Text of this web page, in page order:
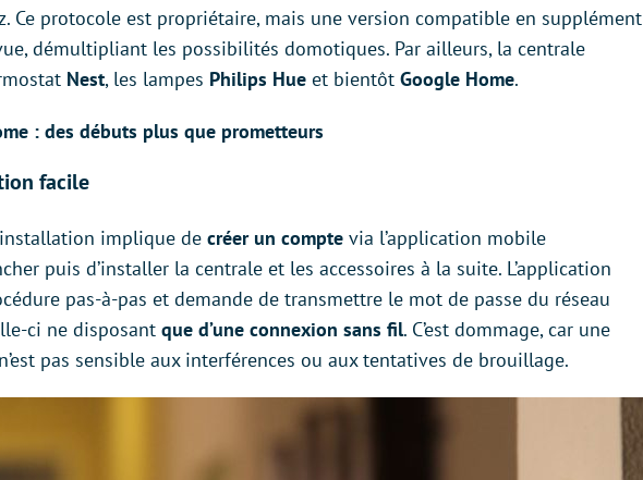
Ce protocole est propriétaire, mais une version compatible en supplément
démultipliant les possibilités domotiques. Par ailleurs, la centrale
Nest, les lampes Philips Hue et bientôt Google Home.
: des débuts plus que prometteurs
facile
implique de créer un compte via l’application mobile
puis d’installer la centrale et les accessoires à la suite. L’application
pas-à-pas et demande de transmettre le mot de passe du réseau
ci ne disposant que d’une connexion sans fil. C’est dommage, car une
pas sensible aux interférences ou aux tentatives de brouillage.